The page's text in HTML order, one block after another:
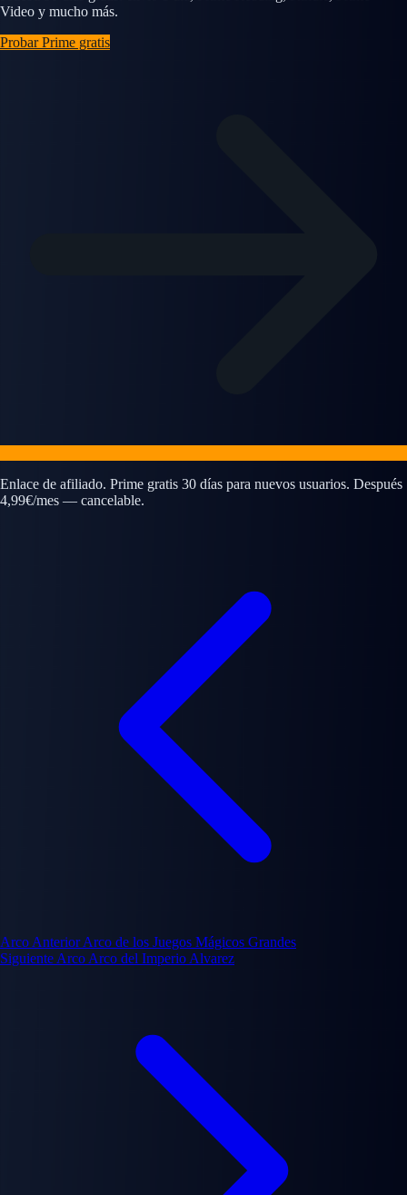
Video y mucho más.
Probar Prime gratis
Enlace de afiliado. Prime gratis 30 días para nuevos usuarios. Después
4,99€/mes — cancelable.
Arco Anterior Arco de los Juegos Mágicos Grandes
Siguiente Arco Arco del Imperio Alvarez